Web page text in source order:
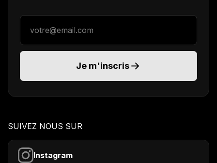
Adresse email
Je m'inscris
SUIVEZ NOUS SUR
Instagram